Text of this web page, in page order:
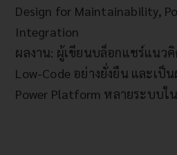
Design for Maintainability,
Integration
ผลงาน: ผู้เขียนบล็อกแชร์แนว
Low-Code อย่างยั่งยืน และเป็
Power Platform หลายระบบใ